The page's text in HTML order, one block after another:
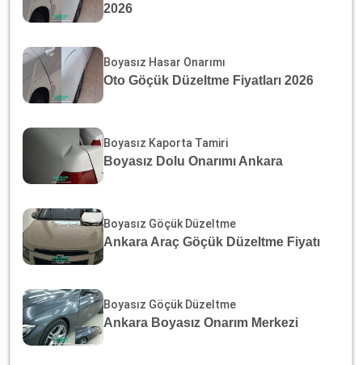
2026
Boyasız Hasar Onarımı
Oto Göçük Düzeltme Fiyatları 2026
Boyasız Kaporta Tamiri
Boyasız Dolu Onarımı Ankara
Boyasız Göçük Düzeltme
Ankara Araç Göçük Düzeltme Fiyatı
Boyasız Göçük Düzeltme
Ankara Boyasız Onarım Merkezi